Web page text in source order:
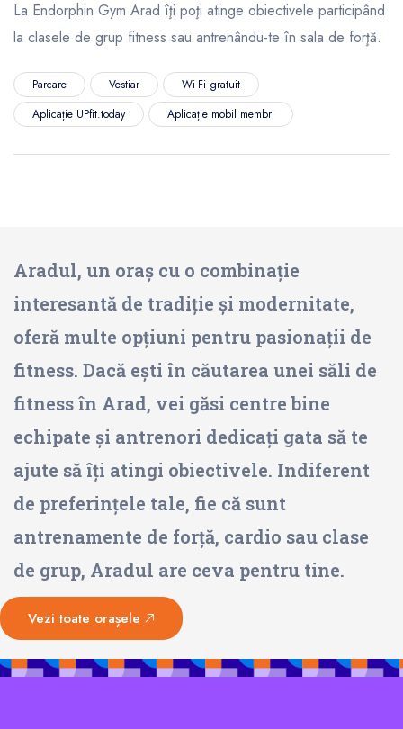
La Endorphin Gym Arad îţi poţi atinge obiectivele participând
la clasele de grup fitness sau antrenându-te în sala de forţă.
Parcare Vestiar
Wi-Fi gratuit
Aplicație UPfit.today
Aplicație mobil membri
Aradul, un oraș cu o combinație
interesantă de tradiție și modernitate,
oferă multe opțiuni pentru pasionații de
fitness. Dacă ești în căutarea unei săli de
fitness în Arad, vei găsi centre bine
echipate și antrenori dedicați gata să te
ajute să îți atingi obiectivele. Indiferent
de preferințele tale, fie că sunt
antrenamente de forță, cardio sau clase
de grup, Aradul are ceva pentru tine.
Vezi toate orașele